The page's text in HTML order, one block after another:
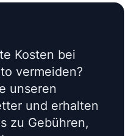
Kosten bei
vermeiden?
unseren
und erhalten
zu Gebühren,